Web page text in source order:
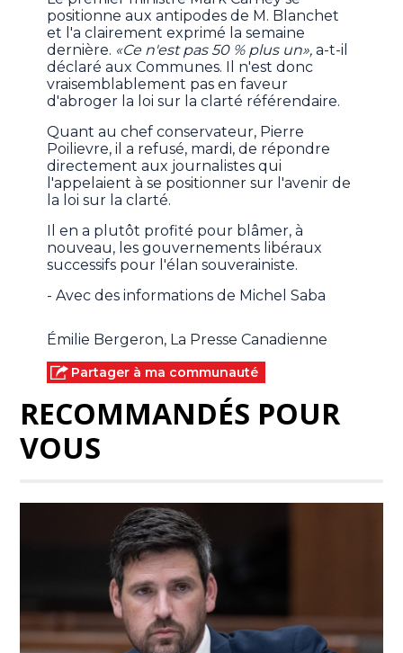
positionne aux antipodes de M. Blanchet
et l'a clairement exprimé la semaine
dernière. «Ce n'est pas 50 % plus un»,a-t-il
déclaré aux Communes. Il n'est donc
vraisemblablement pas en faveur
d'abroger la loi sur la clarté référendaire.
Quant au chef conservateur, Pierre
Poilievre, il a refusé, mardi, de répondre
directement aux journalistes qui
l'appelaient à se positionner sur l'avenir de
la loi sur la clarté.
Il en a plutôt profité pour blâmer, à
nouveau, les gouvernements libéraux
successifs pour l'élan souverainiste.
- Avec des informations de Michel Saba
Émilie Bergeron, La Presse Canadienne
Partager à ma communauté
RECOMMANDÉS POUR
VOUS